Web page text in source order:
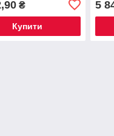
₴
Купити
5